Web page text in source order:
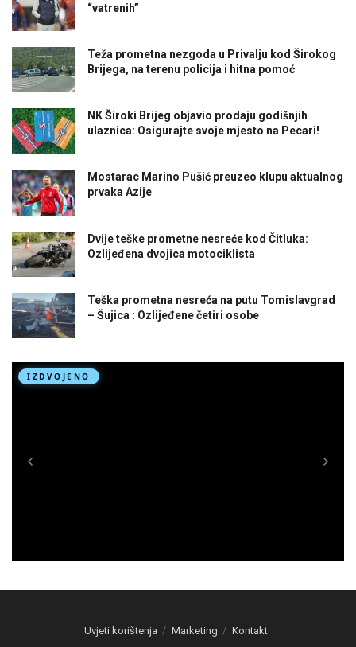
“vatrenih”
Teža prometna nezgoda u Privalju kod Širokog
Brijega, na terenu policija i hitna pomoć
NK Široki Brijeg objavio prodaju godišnjih
ulaznica: Osigurajte svoje mjesto na Pecari!
Mostarac Marino Pušić preuzeo klupu aktualnog
prvaka Azije
Dvije teške prometne nesreće kod Čitluka:
Ozlijeđena dvojica motociklista
Teška prometna nesreća na putu Tomislavgrad
– Šujica : Ozlijeđene četiri osobe
Uvjeti korištenja Marketing Kontakt